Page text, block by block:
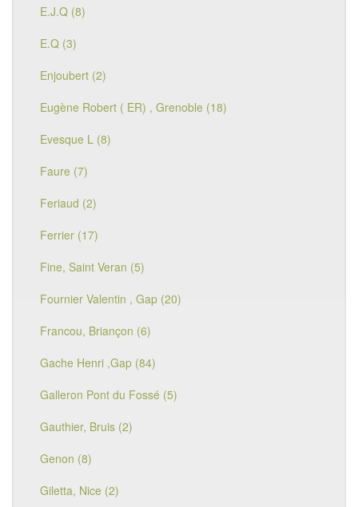
E.J.Q (8)
E.Q (3)
Enjoubert (2)
Eugène Robert ( ER) , Grenoble (18)
Evesque L (8)
Faure (7)
Feriaud (2)
Ferrier (17)
Fine, Saint Veran (5)
Fournier Valentin , Gap (20)
Francou, Briançon (6)
Gache Henri ,Gap (84)
Galleron Pont du Fossé (5)
Gauthier, Bruis (2)
Genon (8)
Giletta, Nice (2)